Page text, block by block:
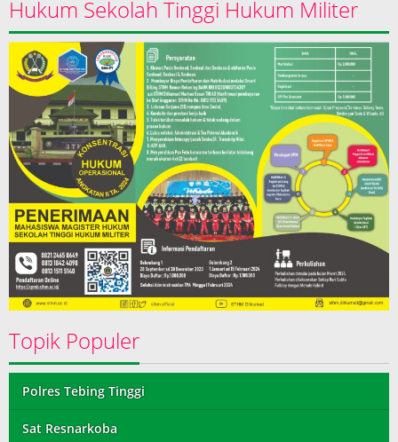
Hukum Sekolah Tinggi Hukum Militer
Topik Populer
Polres Tebing Tinggi
Sat Resnarkoba